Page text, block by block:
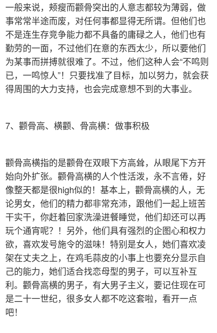
一般来说，颊瘦而颧骨突出的人意志都较为薄弱，做
事常常半途而废，对任何事都显得无所谓。但他们也
不是连生存竞争能力都不具备的庸碌之人，他们也有
勤劳的一面，不过他们在意的东西太少，所以要他们
为某事而拼搏就很难了。不过，他们这种人会“不鸣则
已，一鸣惊人”！只要找准了目标，加以努力，就会获
得周围的大力支持，也会完成意想不到的大事业。
7、颧骨高、横颧、骨高横：做事积极
颧骨高横指的是颧骨在双眼下方高耸，从眼尾下方开
始向外扩张。颧骨高横的人个性活泼，永不言倦，好
像整天都是很high似的！基本上，颧骨高横的人，无
论男女，他们的精力都非常充沛，跟他们一起上班苦
干实干，你赶着回家洗澡进餐睡觉，他们却还可以再
玩个通宵呢？！另外，他们具有强烈的企图心和权力
欲，喜欢发号施令的滋味！特别是女人，她们喜欢凌
架在丈夫之上，在鸡毛蒜皮的小事上也要充分显示自
己的能力，她们适合找恋母型的男子，可以互补互
利。颧骨高横的男子，有大男子主义，要记住现在可
是二十一世纪，很多女人都不吃这套啦，看开一点
吧！